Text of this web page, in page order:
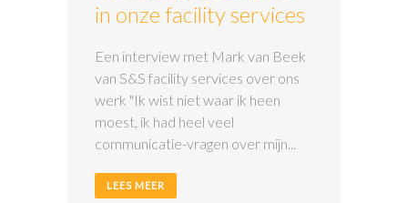
in onze facility services
Een interview met Mark van Beek
van S&S facility services over ons
werk "Ik wist niet waar ik heen
moest, ik had heel veel
communicatie-vragen over mijn...
LEES MEER